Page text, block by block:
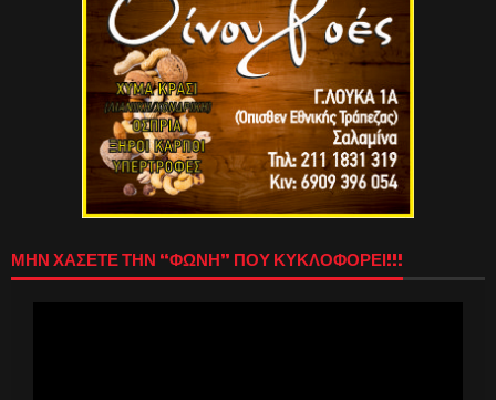
ΜΗΝ ΧΑΣΕΤΕ ΤΗΝ “ΦΩΝΗ” ΠΟΥ ΚΥΚΛΟΦΟΡΕΙ!!!